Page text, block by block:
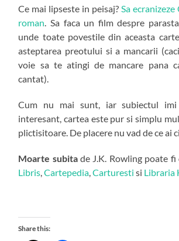
Ce mai lipseste in peisaj? Sa
roman. Sa faca un film despre
unde toate povestile din aceasta
asteptarea preotului si a mancarii
voie sa te atingi de mancare pana
cantat).
Cum nu mai sunt, iar subiectul
interesant, cartea este pur si simplu
plictisitoare. De placere nu vad de ce ai
Moarte subitade J.K. Rowling poate fi
Libris,Cartepedia,Carturesti si Libraria
Share this: